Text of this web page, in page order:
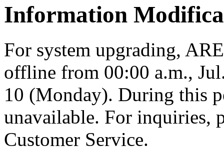
Information
For system upgrading,
offline from 00:00 a.m.,
10 (Monday). During this
unavailable. For inquiries,
Customer Service.